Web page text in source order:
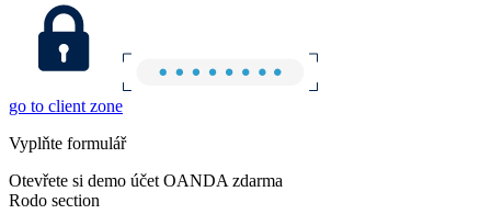
go to client zone
Vyplňte formulář
Otevřete si demo účet OANDA zdarma
Rodo section